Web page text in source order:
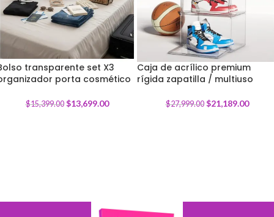
-11%
transparente set X3
porta cosmético
$15,399.00 $13,699.00
-24%
Caja de acrílico premium
rígida zapatilla / multiuso
$27,999.00 $21,189.00